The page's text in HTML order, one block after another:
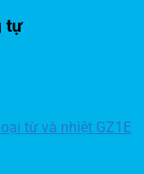
tự
từ và nhiệt GZ1E